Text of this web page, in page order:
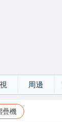
周邊
疊機